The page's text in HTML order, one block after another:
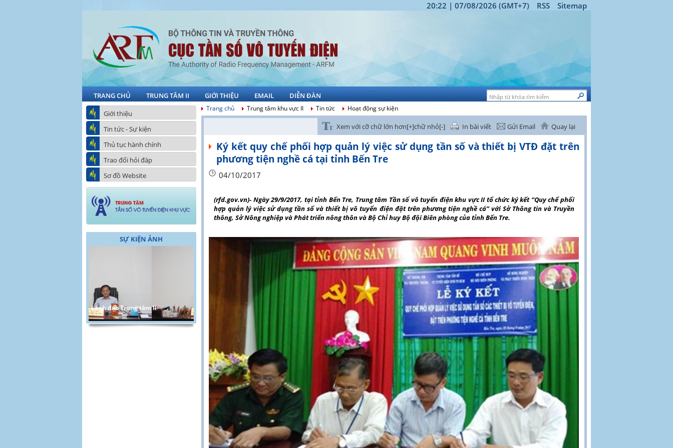
20:22 | 07/08/2026 (GMT+7) RSS Sitemap
TRANG CHỦ TRUNG TÂM II GIỚI THIỆU EMAIL
DIỄN ĐÀN
Giới thiệu
Tin tức - Sự kiện
Thủ tục hành chính
Trao đổi hỏi đáp
Sơ đồ Website
SỰ KIỆN ẢNH
Lãnh đạo Trung tâm II
Trang chủ Trung tâm khu vực II Tin tức Hoạt động sự kiện
Xem với cỡ chữ lớn hơn[+]chữ nhỏ[-] In bài viết Gửi Email Quay lại
Ký kết quy chế phối hợp quản lý việc sử dụng tần số và thiết bị VTĐ đặt trên
phương tiện nghề cá tại tỉnh Bến Tre
04/10/2017
(rfd.gov.vn)- Ngày 29/9/2017, tại tỉnh Bến Tre, Trung tâm Tần số vô tuyến điện khu vực II tổ chức ký kết “Quy chế phối
hợp quản lý việc sử dụng tần số và thiết bị vô tuyến điện đặt trên phương tiện nghề cá” với Sở Thông tin và Truyền
thông, Sở Nông nghiệp và Phát triển nông thôn và Bộ Chỉ huy Bộ đội Biên phòng của tỉnh Bến Tre.